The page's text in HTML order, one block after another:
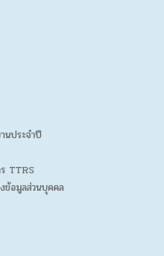
นประจำปี
TTRS
ข้อมูลส่วนบุคคล